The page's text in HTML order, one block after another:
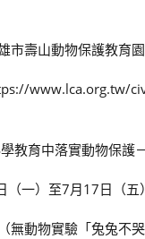
市壽山動物保護教育園
www.lca.org.tw/
教育中落實動物保護
一）至7月17日（五）
無動物實驗「兔兔不